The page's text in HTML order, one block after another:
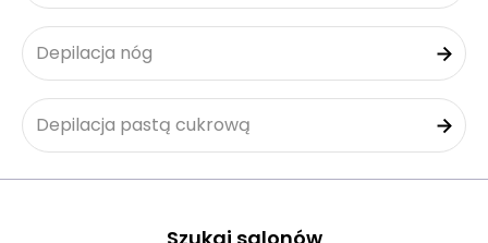
Depilacja nóg
Depilacja pastą cukrową